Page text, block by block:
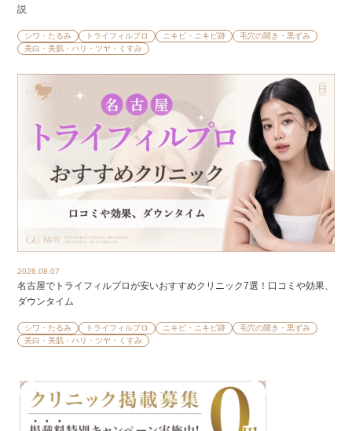
説
シワ・たるみ トライフィルプロ ニキビ・ニキビ跡
毛穴の開き・黒ずみ
美白・美肌・ハリ・ツヤ・くすみ
2026.08.07
名古屋でトライフィルプロが安いおすすめクリニック7選！口コミや効果、
ダウンタイム
シワ・たるみ トライフィルプロ ニキビ・ニキビ跡
毛穴の開き・黒ずみ
美白・美肌・ハリ・ツヤ・くすみ